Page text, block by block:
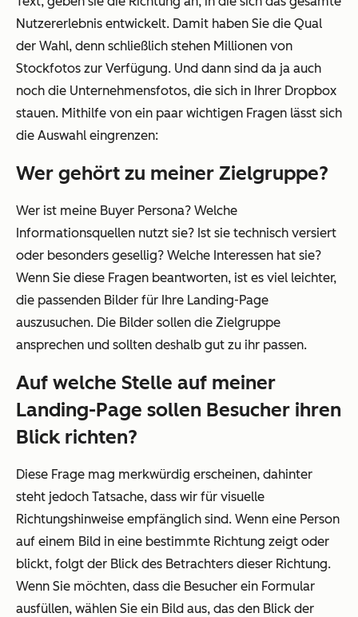
Nutzererlebnis entwickelt. Damit haben Sie die Qual
der Wahl, denn schließlich stehen Millionen von
Stockfotos zur Verfügung. Und dann sind da ja auch
noch die Unternehmensfotos, die sich in Ihrer Dropbox
stauen. Mithilfe von ein paar wichtigen Fragen lässt sich
die Auswahl eingrenzen:
Wer gehört zu meiner Zielgruppe?
Wer ist meine Buyer Persona? Welche
Informationsquellen nutzt sie? Ist sie technisch versiert
oder besonders gesellig? Welche Interessen hat sie?
Wenn Sie diese Fragen beantworten, ist es viel leichter,
die passenden Bilder für Ihre Landing-Page
auszusuchen. Die Bilder sollen die Zielgruppe
ansprechen und sollten deshalb gut zu ihr passen.
Auf welche Stelle auf meiner
Landing-Page sollen Besucher ihren
Blick richten?
Diese Frage mag merkwürdig erscheinen, dahinter
steht jedoch Tatsache, dass wir für visuelle
Richtungshinweise empfänglich sind. Wenn eine Person
auf einem Bild in eine bestimmte Richtung zeigt oder
blickt, folgt der Blick des Betrachters dieser Richtung.
Wenn Sie möchten, dass die Besucher ein Formular
ausfüllen, wählen Sie ein Bild aus, das den Blick der